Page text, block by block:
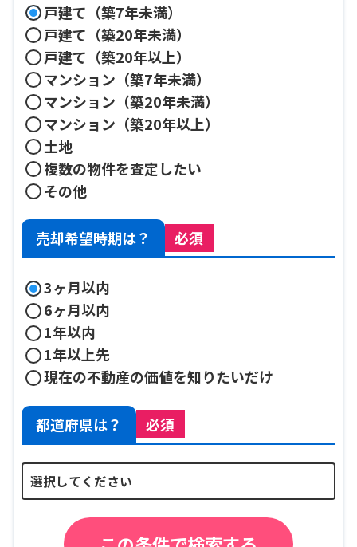
戸建て（築7年未満）
戸建て（築20年未満）
戸建て（築20年以上）
マンション（築7年未満）
マンション（築20年未満）
マンション（築20年以上）
土地
複数の物件を査定したい
その他
売却希望時期は？ 必須
3ヶ月以内
6ヶ月以内
1年以内
1年以上先
現在の不動産の価値を知りたいだけ
都道府県は？ 必須